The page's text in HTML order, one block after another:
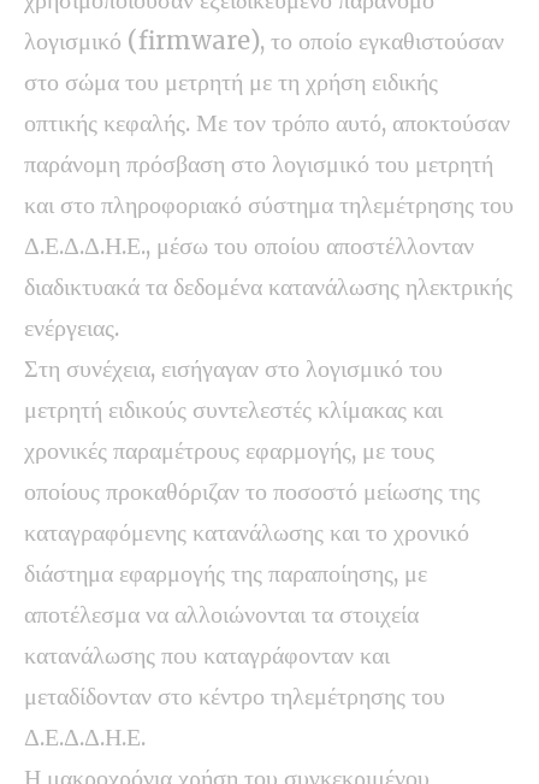
λογισμικό (firmware), το οποίο εγκαθιστούσαν
στο σώμα του μετρητή με τη χρήση ειδικής
οπτικής κεφαλής. Με τον τρόπο αυτό, αποκτούσαν
παράνομη πρόσβαση στο λογισμικό του μετρητή
και στο πληροφοριακό σύστημα τηλεμέτρησης του
Δ.Ε.Δ.Δ.Η.Ε., μέσω του οποίου αποστέλλονταν
διαδικτυακά τα δεδομένα κατανάλωσης ηλεκτρικής
ενέργειας.
Στη συνέχεια, εισήγαγαν στο λογισμικό του
μετρητή ειδικούς συντελεστές κλίμακας και
χρονικές παραμέτρους εφαρμογής, με τους
οποίους προκαθόριζαν το ποσοστό μείωσης της
καταγραφόμενης κατανάλωσης και το χρονικό
διάστημα εφαρμογής της παραποίησης, με
αποτέλεσμα να αλλοιώνονται τα στοιχεία
κατανάλωσης που καταγράφονταν και
μεταδίδονταν στο κέντρο τηλεμέτρησης του
Δ.Ε.Δ.Δ.Η.Ε.
Η μακροχρόνια χρήση του συγκεκριμένου